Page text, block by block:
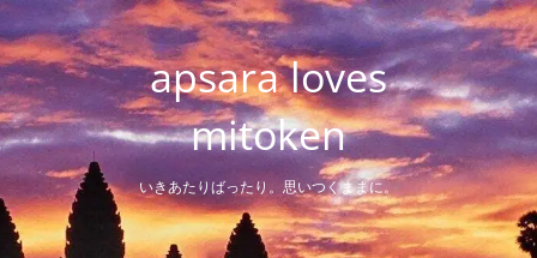
Skip
to
content
apsara loves
mitoken
いきあたりばったり。思いつくままに。